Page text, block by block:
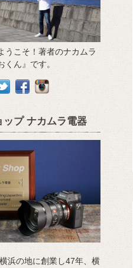
うこそ！著者のナカムラ
くん』です。
ップ ナカムラ電器
浜の地に創業し47年、横